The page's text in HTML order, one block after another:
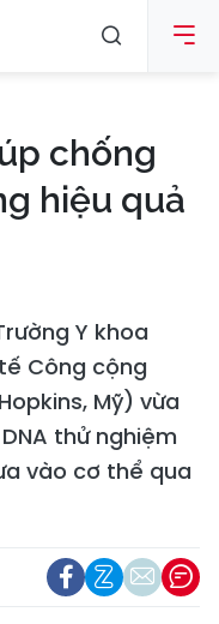
chống
hiệu quả
Y khoa
Công cộng
Mỹ) vừa
thử nghiệm
vào cơ thể qua